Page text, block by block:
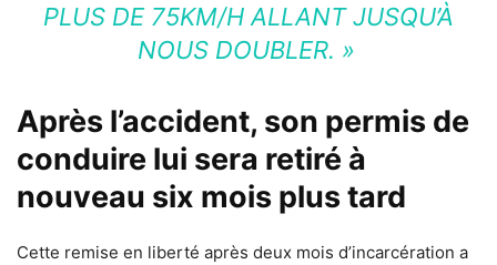
PLUS DE 75KM/H ALLANT JUSQU’À
NOUS DOUBLER. »
Après l’accident, son permis de
conduire lui sera retiré à
nouveau six mois plus tard
Cette remise en liberté après deux mois d’incarcération a